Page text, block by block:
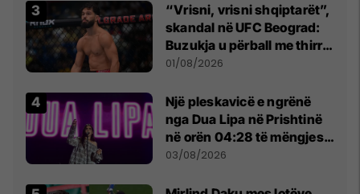
“Vrisni, vrisni shqiptarët”,
skandal në UFC Beograd:
Buzukja u përball me thirrje
anti-shqiptare nga
01/08/2026
Një pleskavicë e ngrënë
nga Dua Lipa në Prishtinë
në orën 04:28 të mëngjesit
- dhe bota digjitale serbe
03/08/2026